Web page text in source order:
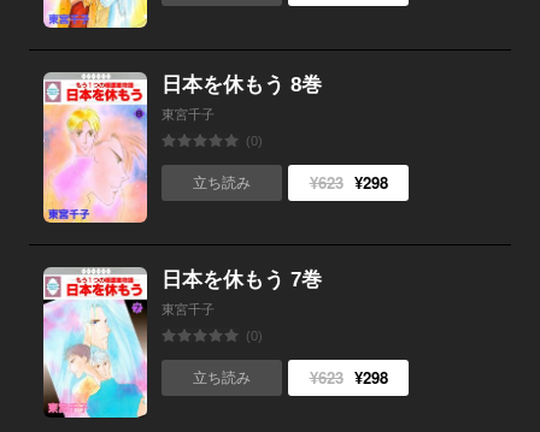
日本を休もう 8巻
東宮千子
(0)
立ち読み ¥623 ¥298
日本を休もう 7巻
東宮千子
(0)
立ち読み ¥623 ¥298